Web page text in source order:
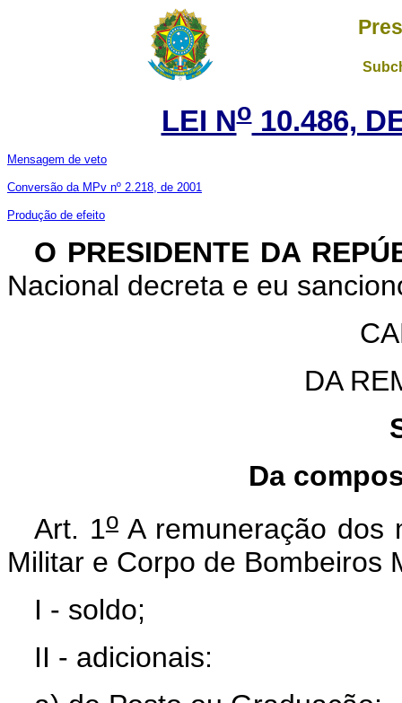
LEI No10.486,
Mensagem de veto
Conversão da MPv nº 2.218, de 2001
Produção de efeito
O PRESIDENTE DA
Nacional decreta e eu
DA
Da
Art. 1oA remuneração dos
Militar e Corpo de Bombeiros
I - soldo;
II - adicionais: